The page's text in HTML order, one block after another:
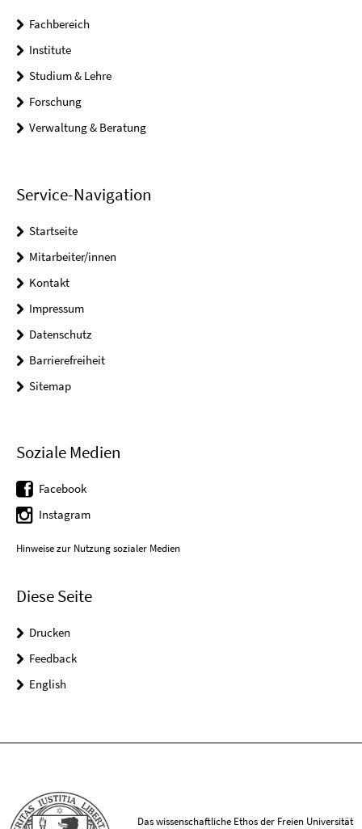
Fachbereich
Institute
Studium & Lehre
Forschung
Verwaltung & Beratung
Service-Navigation
Startseite
Mitarbeiter/innen
Kontakt
Impressum
Datenschutz
Barrierefreiheit
Sitemap
Soziale Medien
Facebook
Instagram
Hinweise zur Nutzung sozialer Medien
Diese Seite
Drucken
Feedback
English
Das wissenschaftliche Ethos der Freien Universität